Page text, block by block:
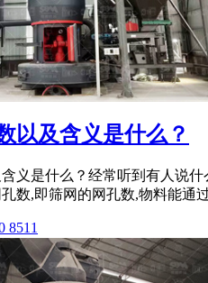
以及含义是什么？
义是什么？经常听到有人说
数,即筛网的网孔数,物料能通
8511